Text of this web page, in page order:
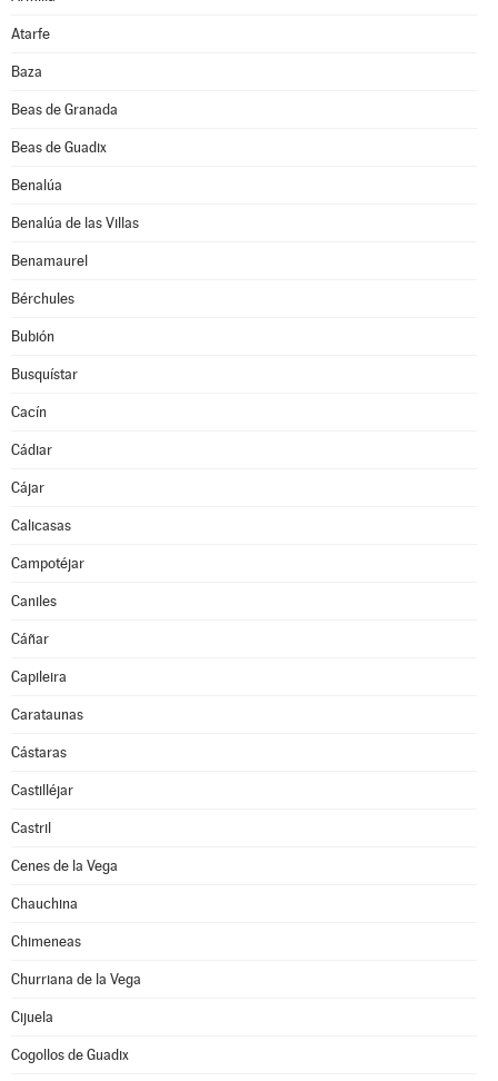
Atarfe
Baza
Beas de Granada
Beas de Guadix
Benalúa
Benalúa de las Villas
Benamaurel
Bérchules
Bubión
Busquístar
Cacín
Cádiar
Cájar
Calicasas
Campotéjar
Caniles
Cáñar
Capileira
Carataunas
Cástaras
Castilléjar
Castril
Cenes de la Vega
Chauchina
Chimeneas
Churriana de la Vega
Cijuela
Cogollos de Guadix